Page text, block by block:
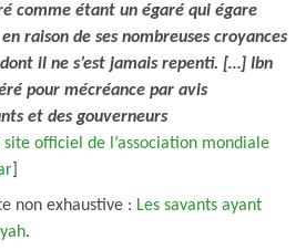
comme étant un égaré qui égare
raison de ses nombreuses croyances
il ne s’est jamais repenti. […] Ibn
pour mécréance par avis
et des gouverneurs
site officiel de l’association mondiale
non exhaustive : Les savants ayant
.